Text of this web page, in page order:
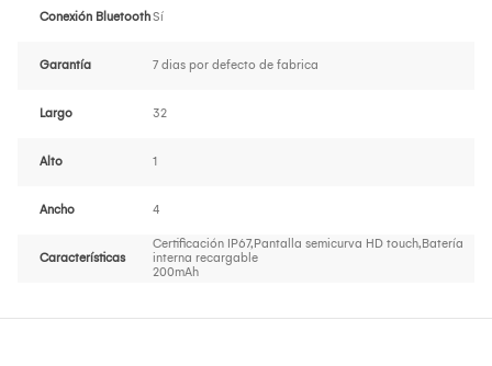
Conexión BluetoothSí
Garantía 7 dias por defecto de fabrica
Largo 32
Alto 1
Ancho 4
Características
Certificación IP67,Pantalla semicurva HD touch,Batería
interna recargable
200mAh